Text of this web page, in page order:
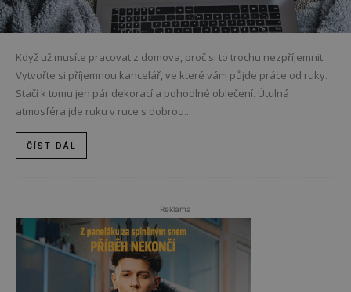
Když už musíte pracovat z domova, proč si to trochu nezpříjemnit.
Vytvořte si příjemnou kancelář, ve které vám půjde práce od ruky.
Stačí k tomu jen pár dekorací a pohodlné oblečení. Útulná
atmosféra jde ruku v ruce s dobrou...
ČÍST DÁL
Reklama